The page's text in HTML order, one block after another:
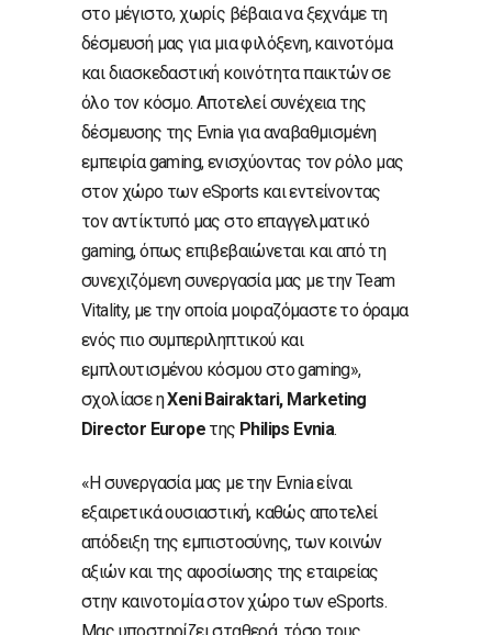
στο μέγιστο, χωρίς βέβαια να ξεχνάμε τη
δέσμευσή μας για μια φιλόξενη, καινοτόμα
και διασκεδαστική κοινότητα παικτών σε
όλο τον κόσμο. Αποτελεί συνέχεια της
δέσμευσης της Evnia για αναβαθμισμένη
εμπειρία gaming, ενισχύοντας τον ρόλο μας
στον χώρο των eSports και εντείνοντας
τον αντίκτυπό μας στο επαγγελματικό
gaming, όπως επιβεβαιώνεται και από τη
συνεχιζόμενη συνεργασία μας με την Team
Vitality, με την οποία μοιραζόμαστε το όραμα
ενός πιο συμπεριληπτικού και
εμπλουτισμένου κόσμου στο gaming»,
σχολίασε ηXeni Bairaktari, Marketing
Director Europe της Philips Evnia.
«Η συνεργασία μας με την Evnia είναι
εξαιρετικά ουσιαστική, καθώς αποτελεί
απόδειξη της εμπιστοσύνης, των κοινών
αξιών και της αφοσίωσης της εταιρείας
στην καινοτομία στον χώρο των eSports.